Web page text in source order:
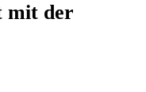
mit der